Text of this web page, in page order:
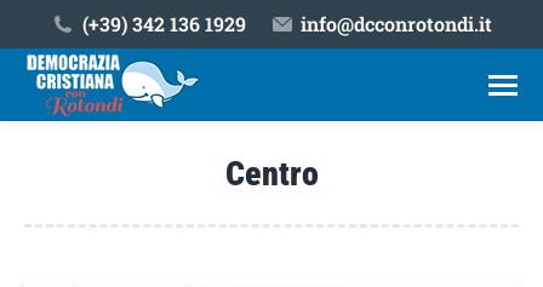
(+39) ‎342 136 1929 info@dcconrotondi.it
Centro